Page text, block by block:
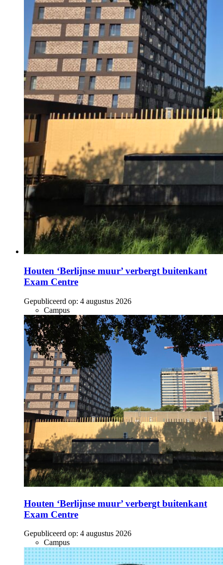
Houten ‘Berlijnse muur’ verbergt buitenkant
Exam Centre
Gepubliceerd op: 4 augustus 2026
Campus
Houten ‘Berlijnse muur’ verbergt buitenkant
Exam Centre
Gepubliceerd op: 4 augustus 2026
Campus